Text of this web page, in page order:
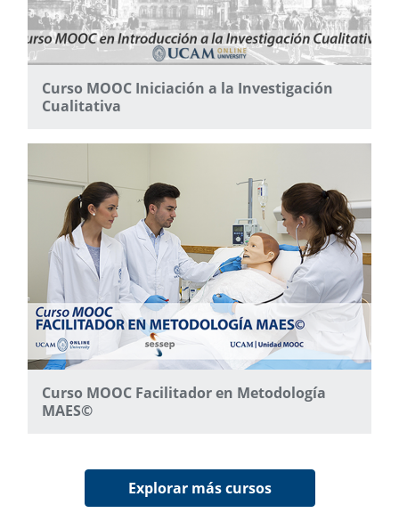
Curso MOOC Iniciación a la Investigación
Cualitativa
Curso MOOC Facilitador en Metodología
MAES©
Explorar más cursos